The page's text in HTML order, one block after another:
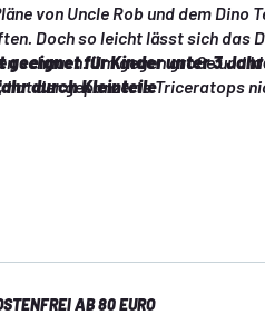
von Uncle Rob und dem Dino
Doch so leicht lässt sich das
schauen. Um gegen große und
hat der gepanzerte Triceratops
Jaden das Fangnetz im
werden auch die Miniroboter
gemacht. Starke Dino-
geeignet für Kinder unter 3
durch Kleinteile
AB 80 EURO